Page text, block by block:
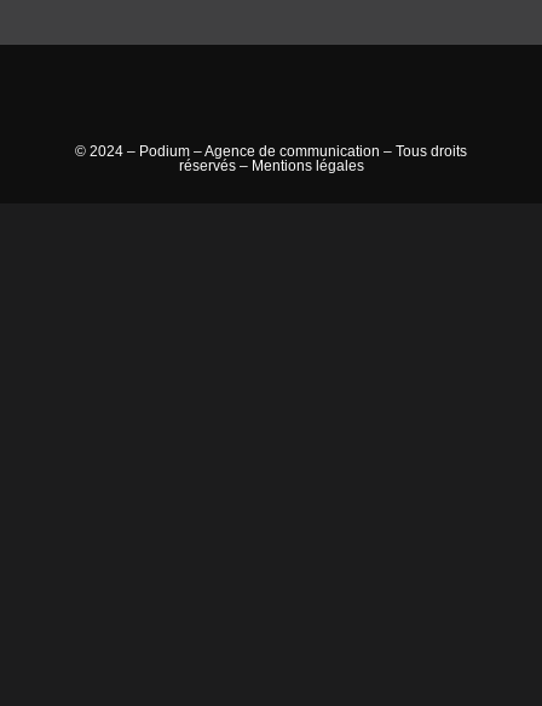
© 2024 – Podium – Agence de communication – Tous droits
réservés – Mentions légales